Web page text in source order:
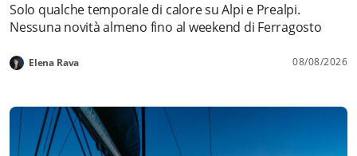
Solo qualche temporale di calore su Alpi e Prealpi.
Nessuna novità almeno fino al weekend di Ferragosto
Elena Rava 08/08/2026